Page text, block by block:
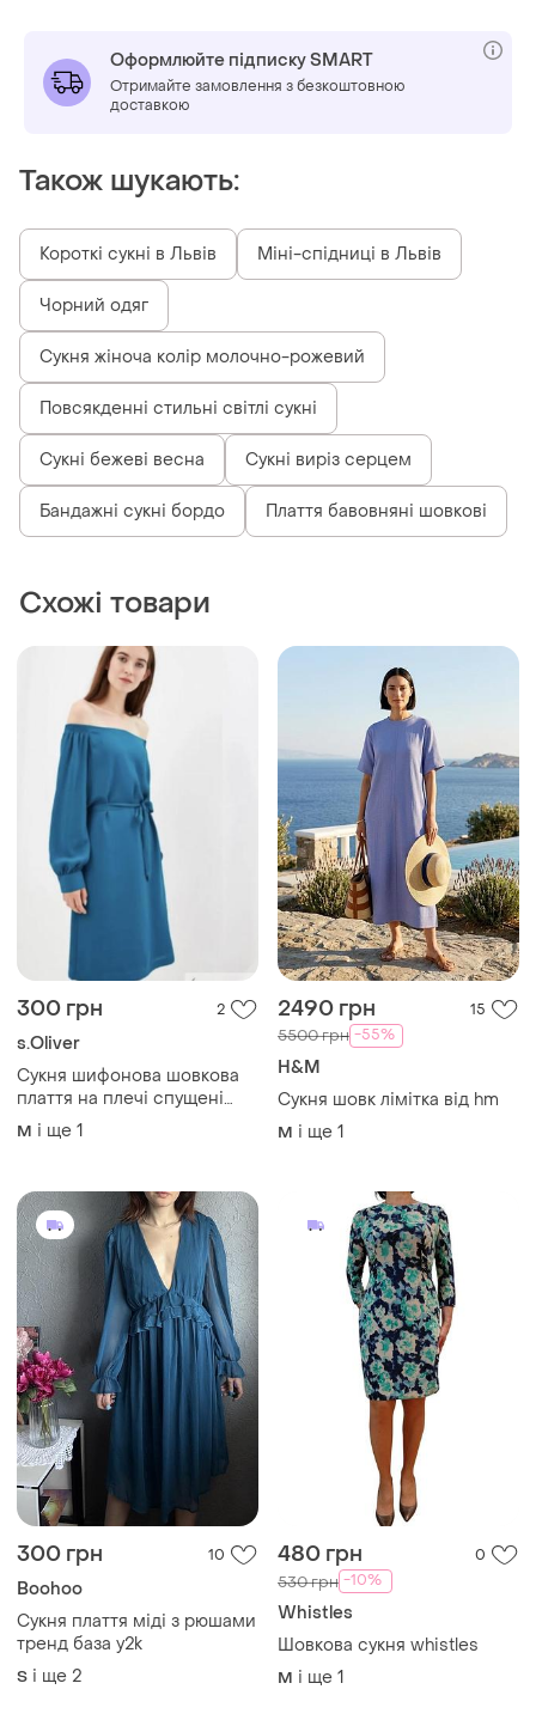
Оформлюйте підписку SMART
Отримайте замовлення з безкоштовною
доставкою
Також шукають:
Короткі сукні в Львів Міні-спідниці в Львів
Чорний одяг
Сукня жіноча колір молочно-рожевий
Повсякденні стильні світлі сукні
Сукні бежеві весна Сукні виріз серцем
Бандажні сукні бордо Плаття бавовняні шовкові
Схожі товари
300 грн 2
s.Oliver
Сукня шифонова шовкова
плаття на плечі спущені
плечі з поясом s. oliver uk
14
M і ще 1
2490 грн 15
5500 грн -55%
H&M
Сукня шовк лімітка від hm
M і ще 1
300 грн 10
Boohoo
Сукня плаття міді з рюшами
тренд база y2k
S і ще 2
480 грн 0
530 грн -10%
Whistles
Шовкова сукня whistles
M і ще 1